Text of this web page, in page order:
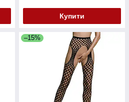
Купити
–15%